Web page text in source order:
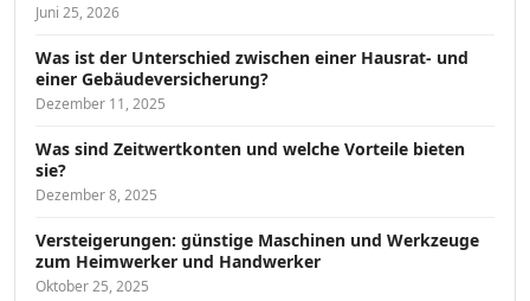
Juni 25, 2026
Was ist der Unterschied zwischen einer Hausrat- und
einer Gebäudeversicherung?
Dezember 11, 2025
Was sind Zeitwertkonten und welche Vorteile bieten
sie?
Dezember 8, 2025
Versteigerungen: günstige Maschinen und Werkzeuge
zum Heimwerker und Handwerker
Oktober 25, 2025